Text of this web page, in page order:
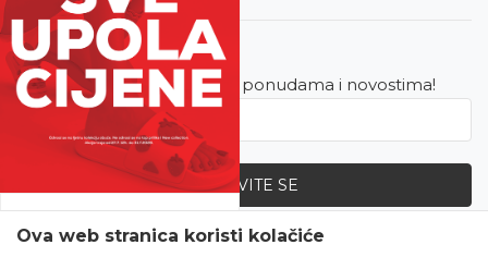
SVE UPOLA CIJENE!
Newsletter
Budite u toku sa najnovijim ponudama i novostima!
PRIJAVITE SE
Zapratite nas
Ova web stranica koristi kolačiće